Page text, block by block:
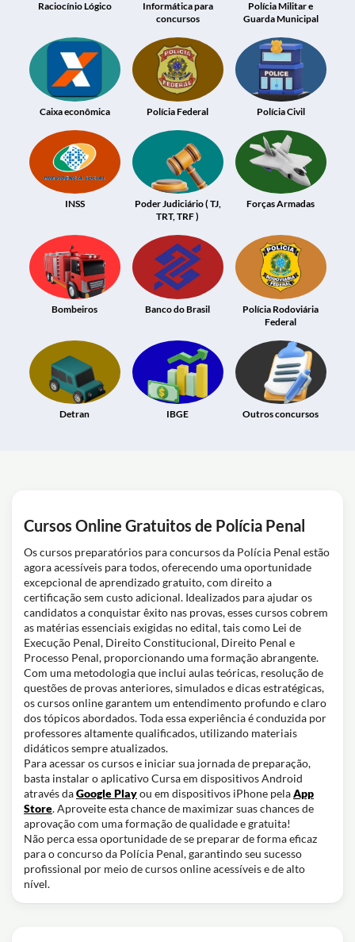
Raciocínio Lógico
Informática para
concursos
Polícia Militar e
Guarda Municipal
Caixa econômica Polícia Federal Polícia Civil
INSS
Poder Judiciário ( TJ,
TRT, TRF )
Forças Armadas
Bombeiros Banco do Brasil
Polícia Rodoviária
Federal
Detran IBGE Outros concursos
Cursos Online Gratuitos de Polícia Penal
Os cursos preparatórios para concursos da Polícia Penal estão
agora acessíveis para todos, oferecendo uma oportunidade
excepcional de aprendizado gratuito, com direito a
certificação sem custo adicional. Idealizados para ajudar os
candidatos a conquistar êxito nas provas, esses cursos cobrem
as matérias essenciais exigidas no edital, tais como Lei de
Execução Penal, Direito Constitucional, Direito Penal e
Processo Penal, proporcionando uma formação abrangente.
Com uma metodologia que inclui aulas teóricas, resolução de
questões de provas anteriores, simulados e dicas estratégicas,
os cursos online garantem um entendimento profundo e claro
dos tópicos abordados. Toda essa experiência é conduzida por
professores altamente qualificados, utilizando materiais
didáticos sempre atualizados.
Para acessar os cursos e iniciar sua jornada de preparação,
basta instalar o aplicativo Cursa em dispositivos Android
através daGoogle Playou em dispositivos iPhone pelaApp
Store. Aproveite esta chance de maximizar suas chances de
aprovação com uma formação de qualidade e gratuita!
Não perca essa oportunidade de se preparar de forma eficaz
para o concurso da Polícia Penal, garantindo seu sucesso
profissional por meio de cursos online acessíveis e de alto
nível.